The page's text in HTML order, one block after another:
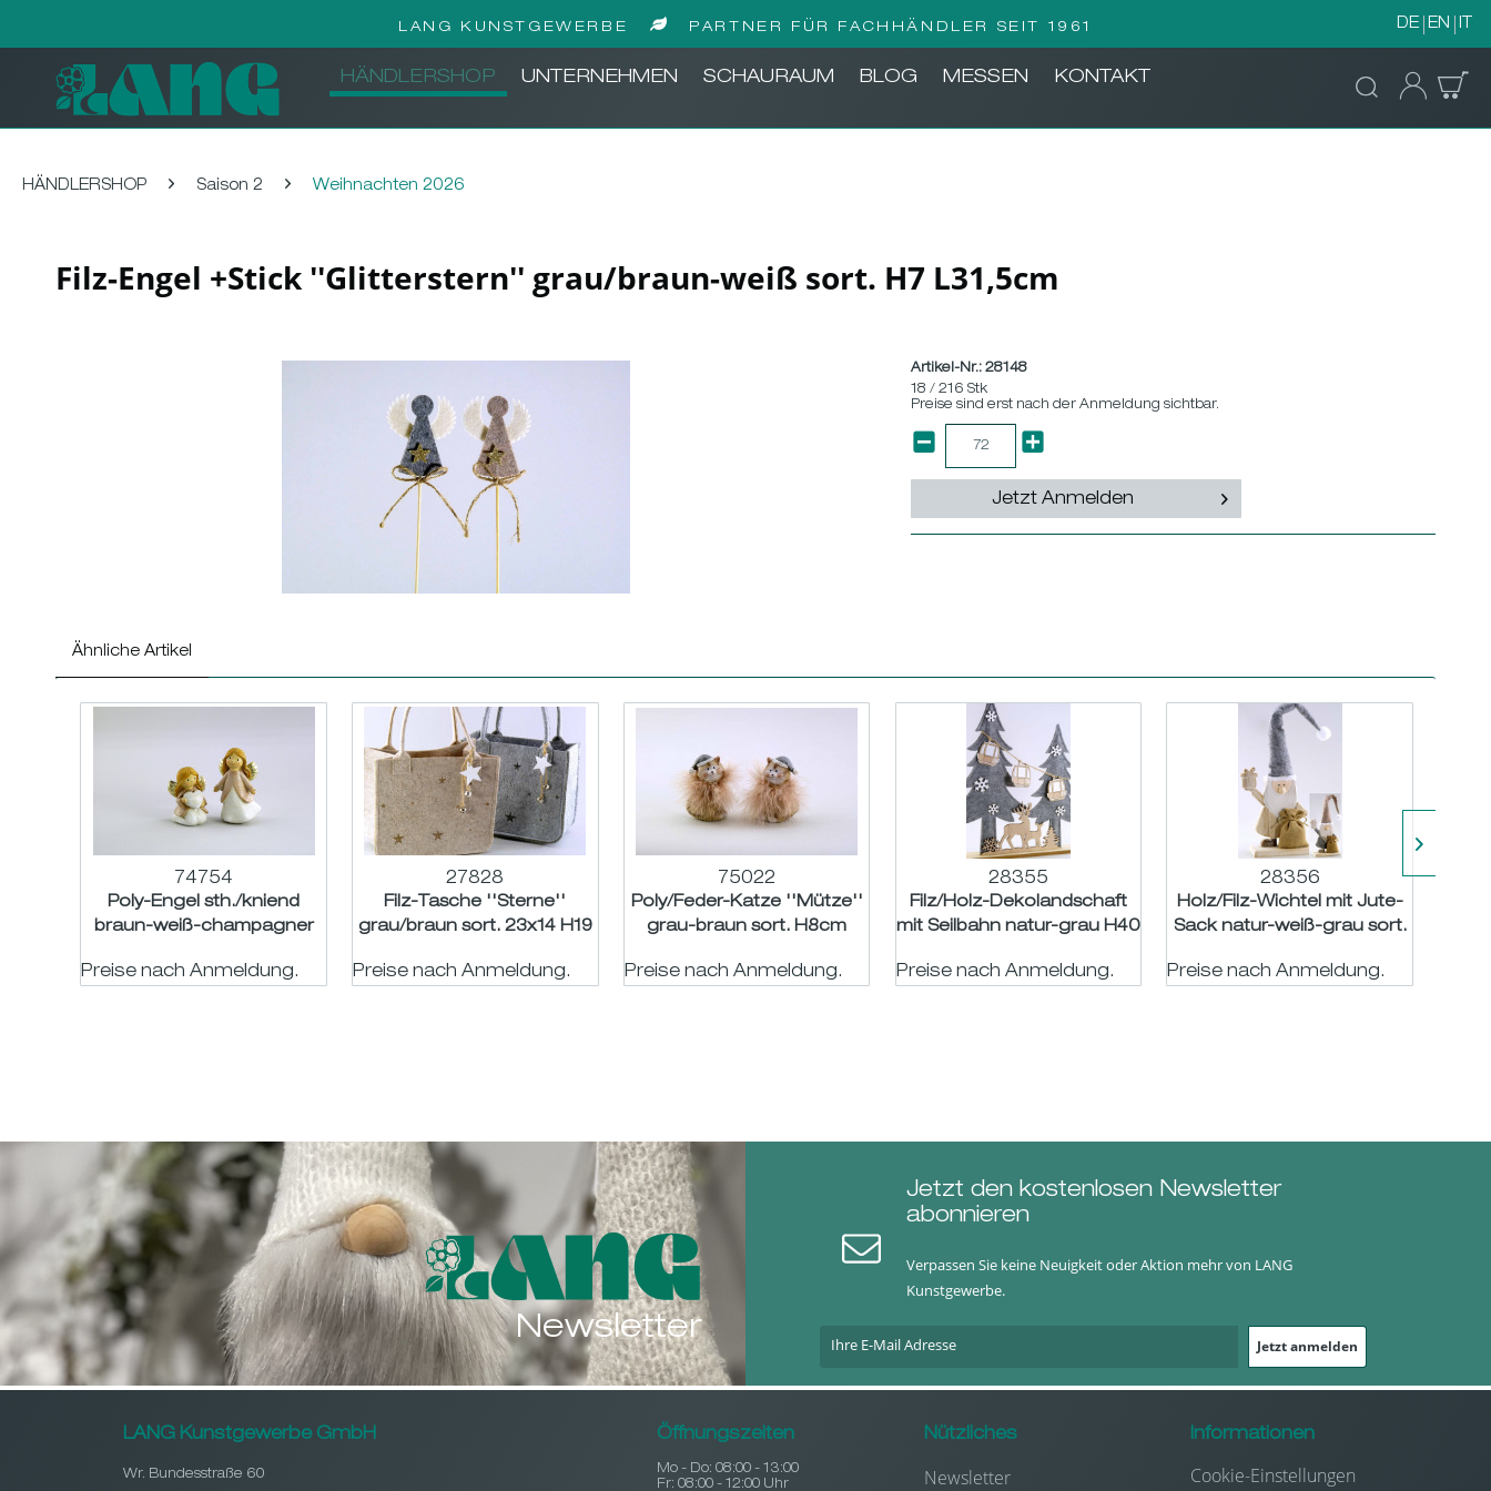
LANG KUNSTGEWERBE PARTNER FÜR FACHHÄNDLER SEIT 1961 DE EN IT
HÄNDLERSHOP UNTERNEHMEN SCHAURAUM BLOG MESSEN KONTAKT
HÄNDLERSHOP Saison 2 Weihnachten 2026
Filz-Engel +Stick ''Glitterstern'' grau/braun-weiß sort. H7 L31,5cm
Artikel-Nr.:28148
18 / 216 Stk
Preise sind erst nach der Anmeldung sichtbar.
Jetzt Anmelden
Ähnliche Artikel
74754
Poly-Engel sth./kniend
braun-weiß-champagner
Preise nach Anmeldung.
27828
Filz-Tasche ''Sterne''
grau/braun sort. 23x14 H19
Preise nach Anmeldung.
75022
Poly/Feder-Katze ''Mütze''
grau-braun sort. H8cm
Preise nach Anmeldung.
28355
Filz/Holz-Dekolandschaft
mit Seilbahn natur-grau H40
Preise nach Anmeldung.
28356
Holz/Filz-Wichtel mit Jute-
Sack natur-weiß-grau sort.
Preise nach Anmeldung.
Newsletter
Jetzt den kostenlosen Newsletter
abonnieren
Verpassen Sie keine Neuigkeit oder Aktion mehr von LANG
Kunstgewerbe.
Jetzt anmelden
LANG Kunstgewerbe GmbH
Wr. Bundesstraße 60
Öffnungszeiten
Mo - Do: 08:00 - 13:00
Fr: 08:00 - 12:00 Uhr
Nützliches
Newsletter
Informationen
Cookie-Einstellungen